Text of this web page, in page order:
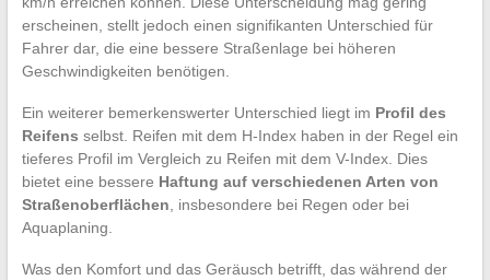
erscheinen, stellt jedoch einen signifikanten Unterschied für
Fahrer dar, die eine bessere Straßenlage bei höheren
Geschwindigkeiten benötigen.
Ein weiterer bemerkenswerter Unterschied liegt im Profil des
Reifens selbst. Reifen mit dem H-Index haben in der Regel ein
tieferes Profil im Vergleich zu Reifen mit dem V-Index. Dies
bietet eine bessere Haftung auf verschiedenen Arten von
Straßenoberflächen , insbesondere bei Regen oder bei
Aquaplaning.
Was den Komfort und das Geräusch betrifft, das während der